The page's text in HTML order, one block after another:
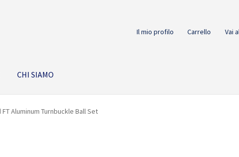
Il mio profilo Carrello Vai
CHI SIAMO
Aluminum Turnbuckle Ball Set